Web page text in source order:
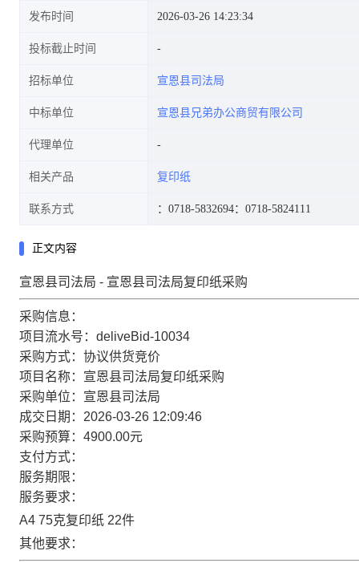
发布时间 2026-03-26 14:23:34
投标截止时间
招标单位 宣恩县司法局
中标单位 宣恩县兄弟办公商贸有限公司
代理单位
相关产品 复印纸
联系方式 ：0718-5832694：0718-5824111
正文内容
宣恩县司法局 - 宣恩县司法局复印纸采购
采购信息：
项目流水号：deliveBid-10034
采购方式：协议供货竞价
项目名称：宣恩县司法局复印纸采购
采购单位：宣恩县司法局
成交日期：2026-03-26 12:09:46
采购预算：4900.00元
支付方式：
服务期限：
服务要求：
A4 75克复印纸 22件
其他要求：